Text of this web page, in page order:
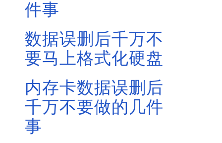
件事
数据误删后千万不
要马上格式化硬盘
内存卡数据误删后
千万不要做的几件
事